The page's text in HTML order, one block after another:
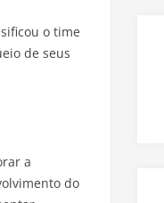
o time
de seus
a
do